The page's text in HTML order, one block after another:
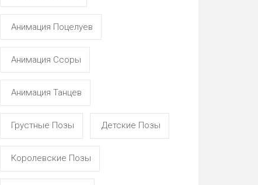
Анимация Поцелуев
Анимация Ссоры
Анимация Танцев
Грустные Позы Детские Позы
Королевские Позы